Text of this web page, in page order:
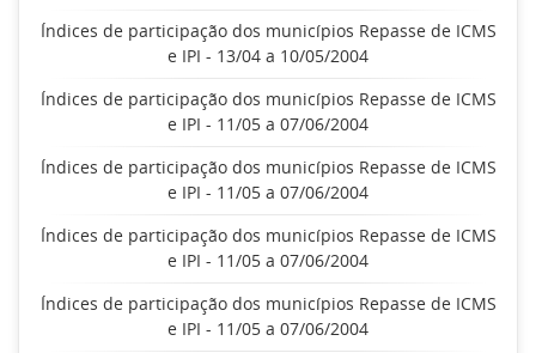
Índices de participação dos municípios Repasse de ICMS
e IPI - 13/04 a 10/05/2004
Índices de participação dos municípios Repasse de ICMS
e IPI - 11/05 a 07/06/2004
Índices de participação dos municípios Repasse de ICMS
e IPI - 11/05 a 07/06/2004
Índices de participação dos municípios Repasse de ICMS
e IPI - 11/05 a 07/06/2004
Índices de participação dos municípios Repasse de ICMS
e IPI - 11/05 a 07/06/2004